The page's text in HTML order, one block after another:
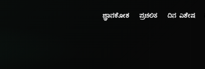
ಜ್ಞಾನಕೋಶ ಪ್ರಚಲಿತ ದಿನ ವಿಶೇಷ